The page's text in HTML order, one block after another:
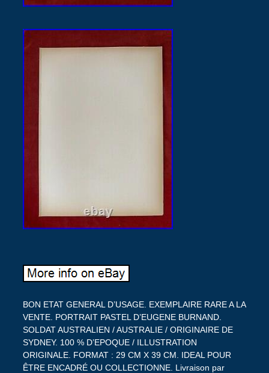
BON ETAT GENERAL D’USAGE. EXEMPLAIRE RARE A LA
VENTE. PORTRAIT PASTEL D’EUGENE BURNAND.
SOLDAT AUSTRALIEN / AUSTRALIE / ORIGINAIRE DE
SYDNEY. 100 % D’EPOQUE / ILLUSTRATION
ORIGINALE. FORMAT : 29 CM X 39 CM. IDEAL POUR
ÊTRE ENCADRÉ OU COLLECTIONNE. Livraison par